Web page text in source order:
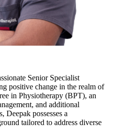
Senior Specialist
positive change in the realm of
in Physiotherapy (BPT), an
and additional
Deepak possesses a
tailored to address diverse